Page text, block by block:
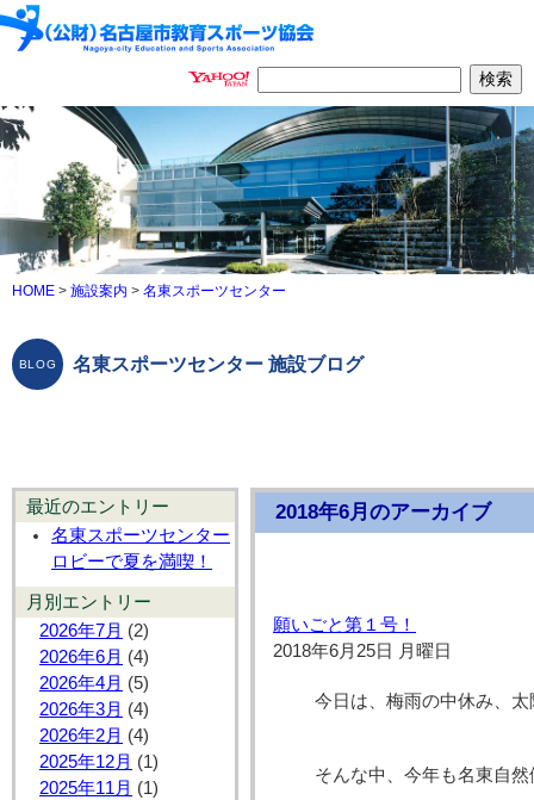
HOME > 施設案内 > 名東スポーツセンター
名東スポーツセンター 施設ブログ
最近のエントリー
名東スポーツセンター
ロビーで夏を満喫！
月別エントリー
2026年7月 (2)
2026年6月 (4)
2026年4月 (5)
2026年3月 (4)
2026年2月 (4)
2025年12月 (1)
2025年11月 (1)
2018年6月のアーカイブ
願いごと第１号！
2018年6月25日 月曜日
今日は、梅雨の中休み、
そんな中、今年も名東自